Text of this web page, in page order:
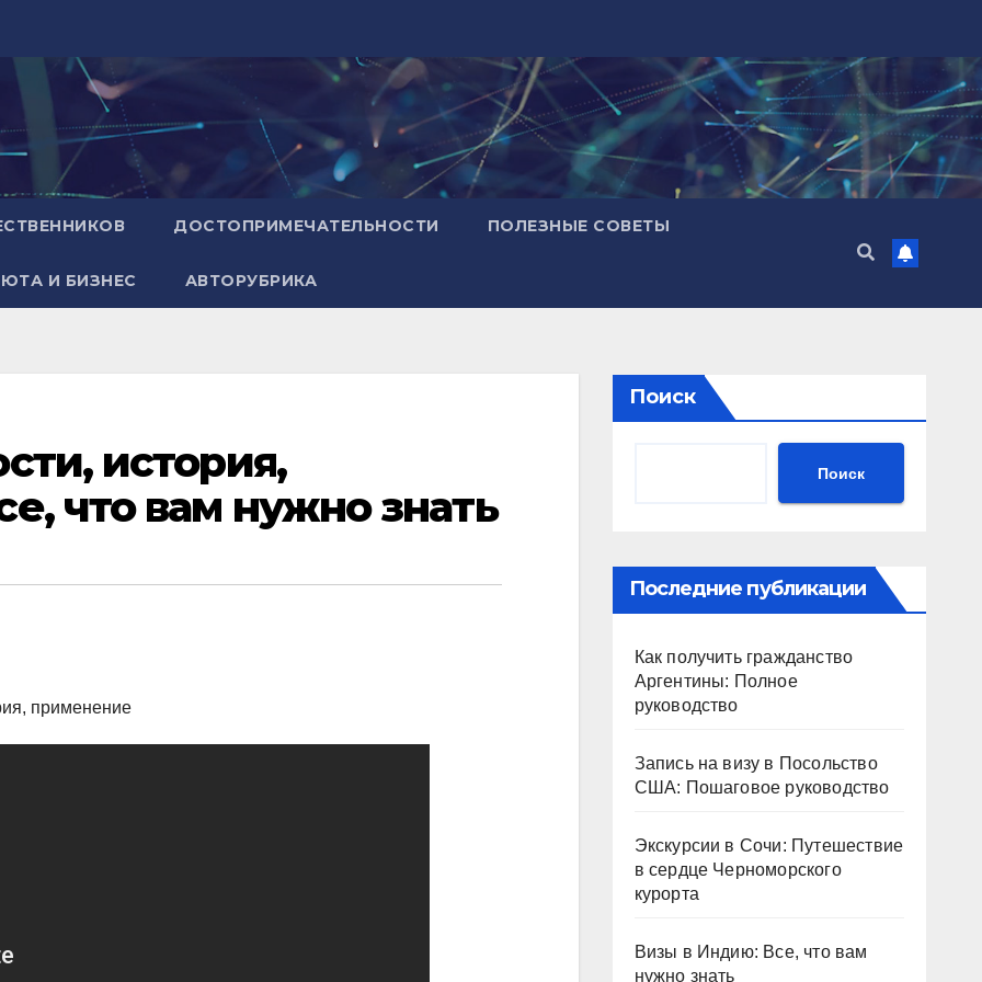
ДОСТОПРИМЕЧАТЕЛЬНОСТИ ПОЛЕЗНЫЕ СОВЕТЫ
И БИЗНЕС АВТОРУБРИКА
история,
что вам нужно знать
Поиск
Поиск
Последние публикации
Как получить гражданство
Аргентины: Полное
руководство
Запись на визу в Посольство
США: Пошаговое руководство
Экскурсии в Сочи: Путешествие
в сердце Черноморского
курорта
Визы в Индию: Все, что вам
нужно знать